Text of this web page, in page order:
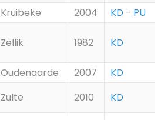
Kruibeke 2004 KD - PU
Zellik 1982 KD
Oudenaarde 2007
KD
Zulte 2010
KD